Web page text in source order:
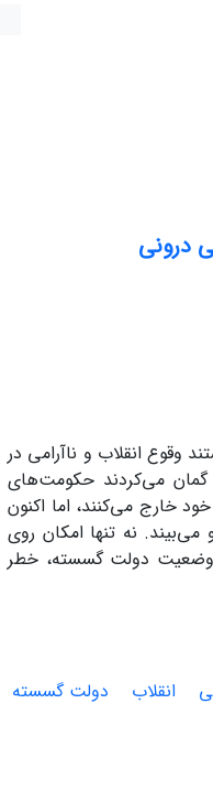
درونی
انقلاب و ناآرامی در
گمان می‌کردند حکومت‌های
خارج می‌کنند، اما اکنون
می‌بیند. نه تنها امکان روی
وضعیت دولت گسسته، خطر
انقلاب
دولت گسسته